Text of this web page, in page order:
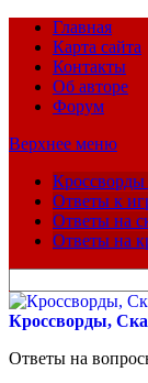
Главная
Карта сайта
Контакты
Об авторе
Форум
Верхнее меню
Кроссворды
Ответы к
Ответы на
Ответы на
для:
Кроссворды,
Ответы на